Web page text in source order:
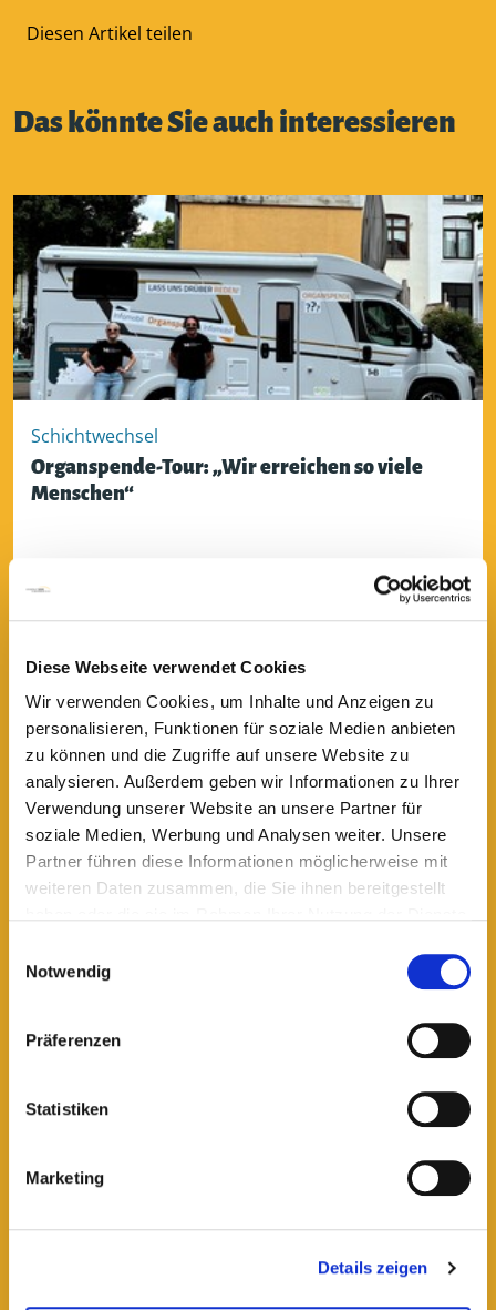
Diese Webseite verwendet Cookies
Wir verwenden Cookies, um Inhalte und Anzeigen zu
personalisieren, Funktionen für soziale Medien anbieten
zu können und die Zugriffe auf unsere Website zu
analysieren. Außerdem geben wir Informationen zu Ihrer
Verwendung unserer Website an unsere Partner für
soziale Medien, Werbung und Analysen weiter. Unsere
Partner führen diese Informationen möglicherweise mit
weiteren Daten zusammen, die Sie ihnen bereitgestellt
Notwendig
Präferenzen
Statistiken
Marketing
Details zeigen
Diesen Artikel teilen
Das könnte Sie auch interessieren
Schichtwechsel
Organspende-Tour: „Wir erreichen so viele
Menschen“
lesen
Schichtwechsel
Neuer Chefarzt am Klinikum Bremen-Ost